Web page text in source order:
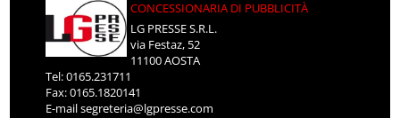
CONCESSIONARIA DI PUBBLICITÀ
LG PRESSE S.R.L.
via Festaz, 52
11100 AOSTA
Tel: 0165.231711
Fax: 0165.1820141
E-mailsegreteria@lgpresse.com